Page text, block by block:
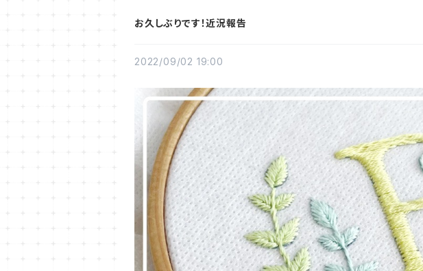
お久しぶりです！近況報告
2022/09/02 19:00